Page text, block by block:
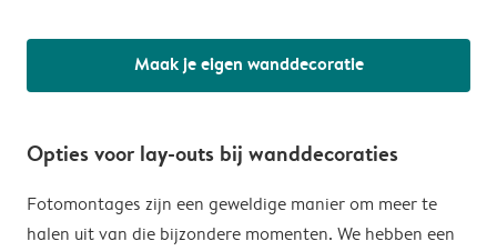
Maak je eigen wanddecoratie
Opties voor lay-outs bij wanddecoraties
Fotomontages zijn een geweldige manier om meer te
halen uit van die bijzondere momenten. We hebben een